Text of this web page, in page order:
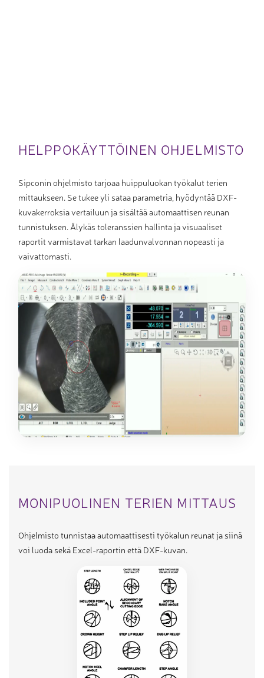
HELPPOKÄYTTÖINEN OHJELMISTO
Sipconin ohjelmisto tarjoaa huippuluokan työkalut terien
mittaukseen. Se tukee yli sataa parametria, hyödyntää DXF-
kuvakerroksia vertailuun ja sisältää automaattisen reunan
tunnistuksen. Älykäs toleranssien hallinta ja visuaaliset
raportit varmistavat tarkan laadunvalvonnan nopeasti ja
vaivattomasti.
MONIPUOLINEN TERIEN MITTAUS
Ohjelmisto tunnistaa automaattisesti työkalun reunat ja siinä
voi luoda sekä Excel-raportin että DXF-kuvan.